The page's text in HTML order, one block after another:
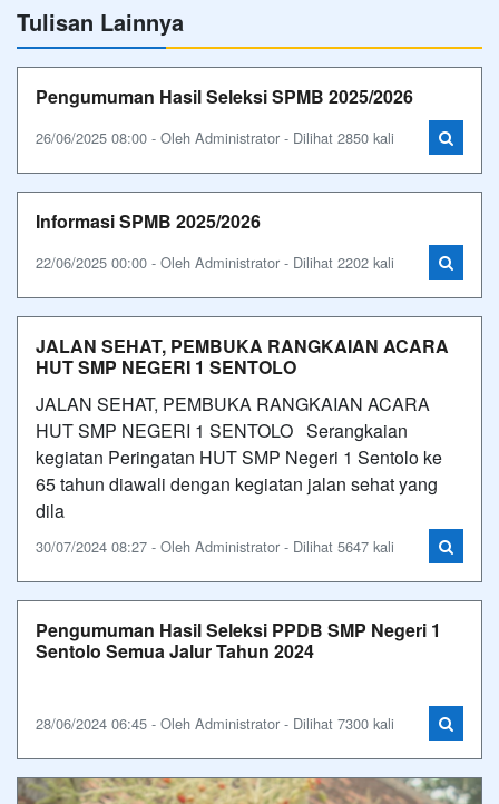
Tulisan Lainnya
Pengumuman Hasil Seleksi SPMB 2025/2026
26/06/2025 08:00 - Oleh Administrator - Dilihat 2850 kali
Informasi SPMB 2025/2026
22/06/2025 00:00 - Oleh Administrator - Dilihat 2202 kali
JALAN SEHAT, PEMBUKA RANGKAIAN ACARA
HUT SMP NEGERI 1 SENTOLO
JALAN SEHAT, PEMBUKA RANGKAIAN ACARA
HUT SMP NEGERI 1 SENTOLO Serangkaian
kegiatan Peringatan HUT SMP Negeri 1 Sentolo ke
65 tahun diawali dengan kegiatan jalan sehat yang
dila
30/07/2024 08:27 - Oleh Administrator - Dilihat 5647 kali
Pengumuman Hasil Seleksi PPDB SMP Negeri 1
Sentolo Semua Jalur Tahun 2024
28/06/2024 06:45 - Oleh Administrator - Dilihat 7300 kali